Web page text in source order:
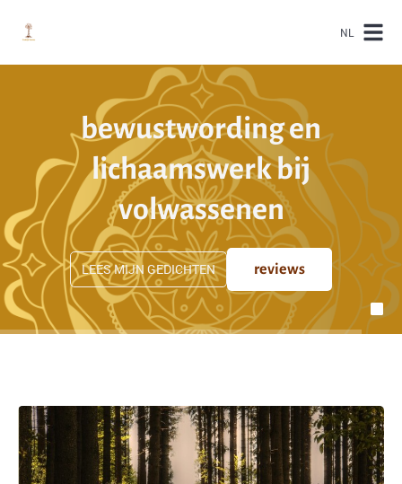
NL
bewustwording en
lichaamswerk bij
volwassenen
LEES MIJN GEDICHTEN reviews